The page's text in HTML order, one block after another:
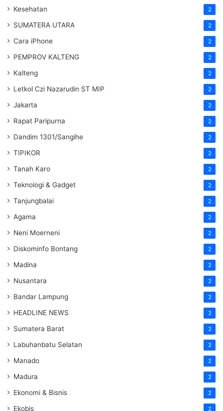
Kesehatan 2
SUMATERA UTARA 2
Cara iPhone 2
PEMPROV KALTENG 2
Kalteng 2
Letkol Czi Nazarudin ST MIP 2
Jakarta 2
Rapat Paripurna 2
Dandim 1301/Sangihe 2
TIPIKOR 2
Tanah Karo 2
Teknologi & Gadget 2
Tanjungbalai 2
Agama 2
Neni Moerneni 2
Diskominfo Bontang 2
Madina 2
Nusantara 2
Bandar Lampung 2
HEADLINE NEWS 2
Sumatera Barat 2
Labuhanbatu Selatan 2
Manado 2
Madura 2
Ekonomi & Bisnis 2
Ekobis 2